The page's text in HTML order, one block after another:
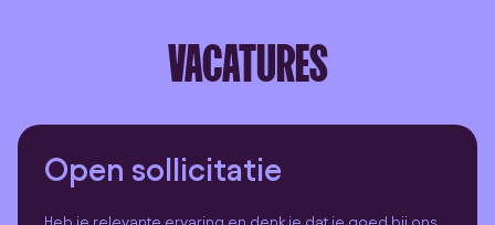
VACATURES
Open sollicitatie